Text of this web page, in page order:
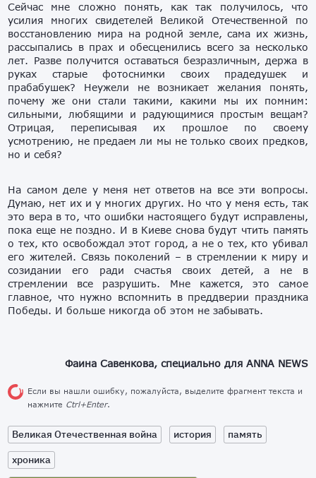
Сейчас мне сложно понять, как так получилось, что
усилия многих свидетелей Великой Отечественной по
восстановлению мира на родной земле, сама их жизнь,
рассыпались в прах и обесценились всего за несколько
лет. Разве получится оставаться безразличным, держа в
руках старые фотоснимки своих прадедушек и
прабабушек? Неужели не возникает желания понять,
почему же они стали такими, какими мы их помним:
сильными, любящими и радующимися простым вещам?
Отрицая, переписывая их прошлое по своему
усмотрению, не предаем ли мы не только своих предков,
но и себя?
На самом деле у меня нет ответов на все эти вопросы.
Думаю, нет их и у многих других. Но что у меня есть, так
это вера в то, что ошибки настоящего будут исправлены,
пока еще не поздно. И в Киеве снова будут чтить память
о тех, кто освобождал этот город, а не о тех, кто убивал
его жителей. Связь поколений – в стремлении к миру и
созидании его ради счастья своих детей, а не в
стремлении все разрушить. Мне кажется, это самое
главное, что нужно вспомнить в преддверии праздника
Победы. И больше никогда об этом не забывать.
Фаина Савенкова, специально для ANNA NEWS
Если вы нашли ошибку, пожалуйста, выделите фрагмент текста и
нажмите Ctrl+Enter.
Великая Отечественная война история
память
хроника